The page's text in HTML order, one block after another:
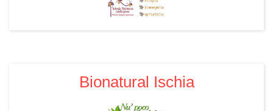
Bionatural Ischia